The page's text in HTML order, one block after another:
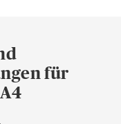
für